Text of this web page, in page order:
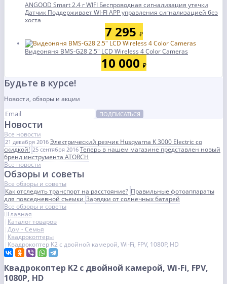
ANGOOD Smart 2.4 г WIFI Беспроводная сигнализация утечки
Датчик Поддерживает WI-FI APP управления сигнализацией без
хоста
7 295 ₽
Видеоняня BMS-G28 2.5" LCD Wireless 4 Color Cameras
10 000 ₽
Будьте в курсе!
Новости, обзоры и акции
ПОДПИСАТЬСЯ
Новости
Все новости
21 декабря 2016 Электрический резчик Husqvarna K 3000 Electric со
скидкой! 25 сентября 2016 Теперь в нашем магазине представлен новый
бренд инструмента ATORCH
Все новости
Обзоры и советы
Все обзоры и советы
Как отследить транспорт на расстояние? Правильные фотоаппараты
для повседневной съемкиЗарядки от солнечных батарей
Все обзоры и советы
Главная
Каталог товаров
Дом - Семья
Квадрокоптеры
Квадрокоптер K2 с двойной камерой, Wi-Fi, FPV, 1080P, HD
Квадрокоптер K2 с двойной камерой, Wi-Fi, FPV,
1080P, HD